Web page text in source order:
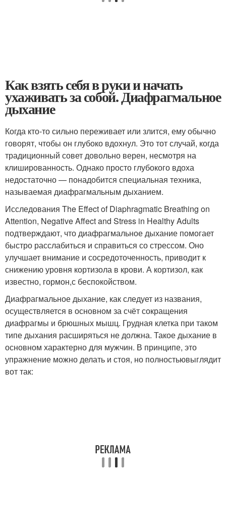
Как взять себя в руки и начать
ухаживать за собой. Диафрагмальное
дыхание
Когда кто‑то сильно переживает или злится, ему обычно
говорят, чтобы он глубоко вдохнул. Это тот случай, когда
традиционный совет довольно верен, несмотря на
клишированность. Однако просто глубокого вдоха
недостаточно — понадобится специальная техника,
называемая диафрагмальным дыханием.
Исследования The Effect of Diaphragmatic Breathing on
Attention, Negative Affect and Stress in Healthy Adults
подтверждают, что диафрагмальное дыхание помогает
быстро расслабиться и справиться со стрессом. Оно
улучшает внимание и сосредоточенность, приводит к
снижению уровня кортизола в крови. А кортизол, как
известно, гормон,с беспокойством.
Диафрагмальное дыхание, как следует из названия,
осуществляется в основном за счёт сокращения
диафрагмы и брюшных мышц. Грудная клетка при таком
типе дыхания расширяться не должна. Такое дыхание в
основном характерно для мужчин. В принципе, это
упражнение можно делать и стоя, но полностьювыглядит
вот так: